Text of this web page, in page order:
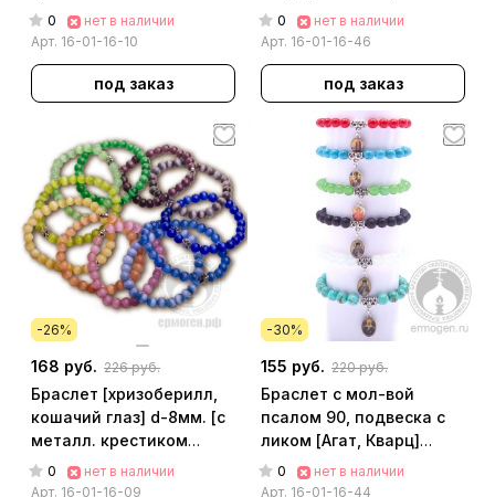
0
нет в наличии
Арт. 16-01-16-10
под заказ
01-16-46
0
нет в наличии
Арт. 16-01-16-46
под заказ
-26%
168 руб. 226 руб.
Браслет [хризоберилл,
кошачий глаз] d-8мм. [с
металл. крестиком
цветок в ассорт.] арт.
16-01-16-09
0
нет в наличии
Арт. 16-01-16-09
-30%
155 руб. 220 руб.
Браслет с мол-вой
псалом 90, подвеска с
ликом [Агат, Кварц]
d=8мм. арт. 16-01-16-44
0
нет в наличии
Арт. 16-01-16-44